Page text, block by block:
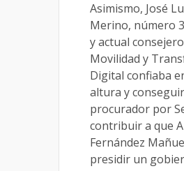
Asimismo, José
Merino, número
y actual
Movilidad y
Digital confiaba
altura y
procurador por
contribuir a que
Fernández
presidir un